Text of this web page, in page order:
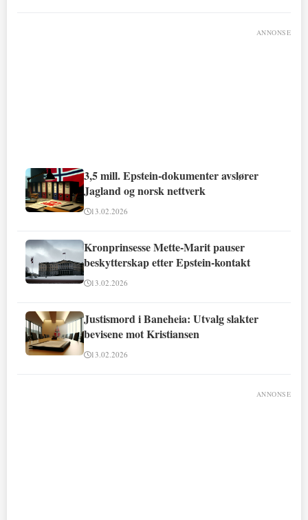
ANNONSE
3,5 mill. Epstein-dokumenter avslører
Jagland og norsk nettverk
13.02.2026
Kronprinsesse Mette-Marit pauser
beskytterskap etter Epstein-kontakt
13.02.2026
Justismord i Baneheia: Utvalg slakter
bevisene mot Kristiansen
13.02.2026
ANNONSE